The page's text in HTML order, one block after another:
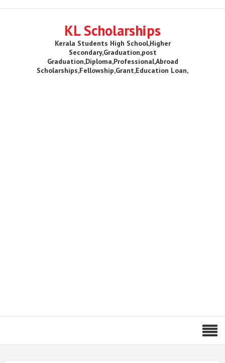
KL Scholarships
Kerala Students High School,Higher
Secondary,Graduation,post
Graduation,Diploma,Professional,Abroad
Scholarships,Fellowship,Grant,Education Loan,